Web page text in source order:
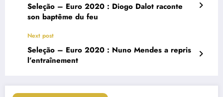
Seleção – Euro 2020 : Diogo Dalot raconte
son baptême du feu
Next post
Seleção – Euro 2020 : Nuno Mendes a repris
l’entraînement